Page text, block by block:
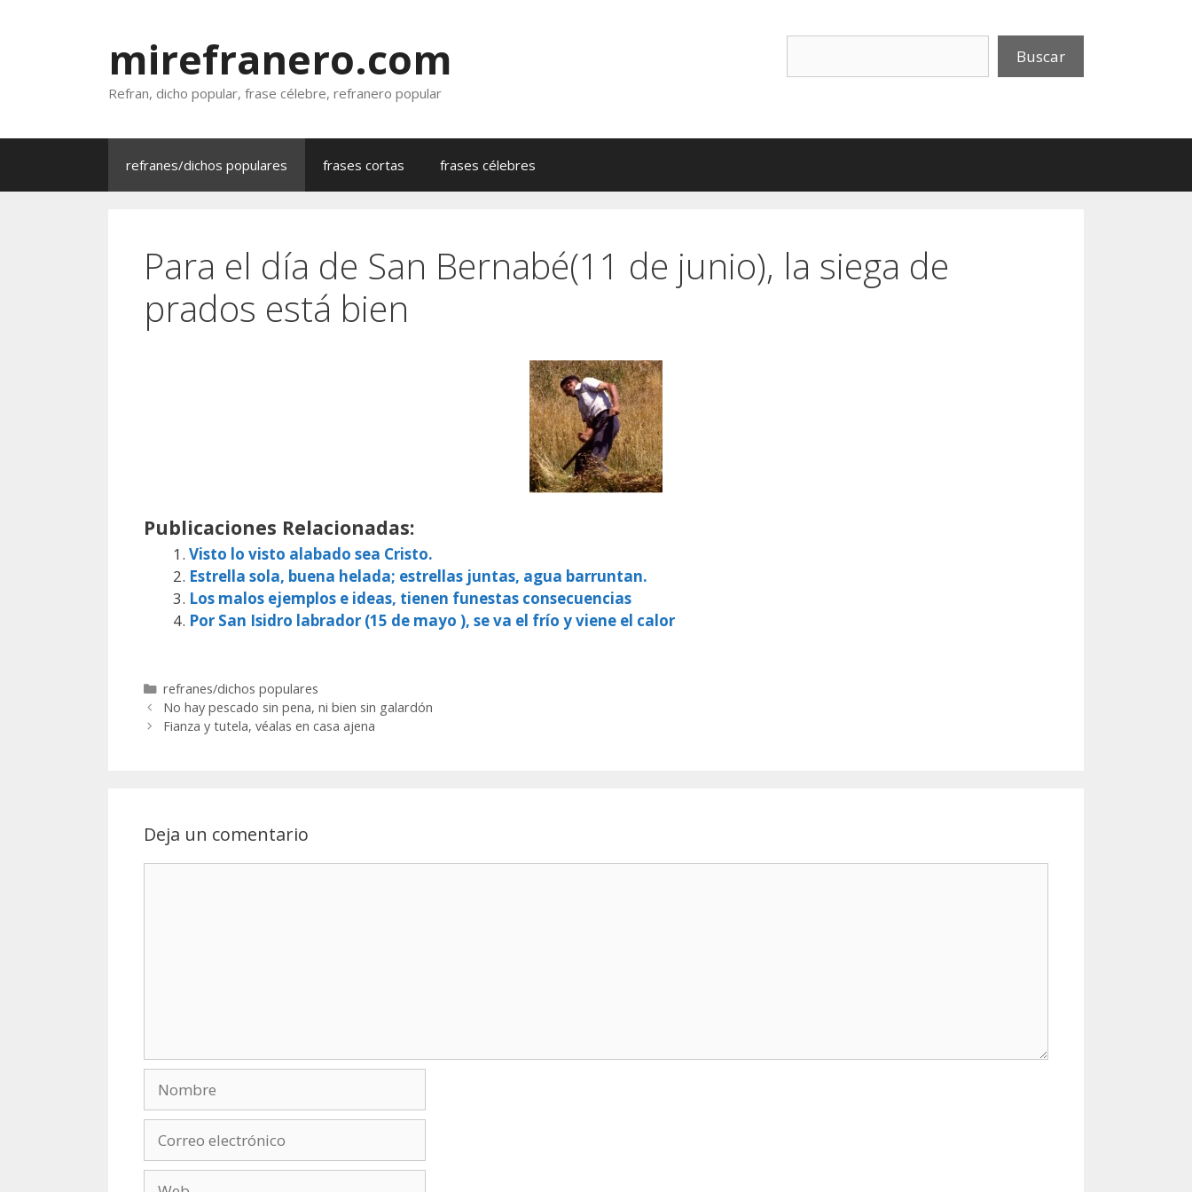
Buscar
mirefranero.com
Refran, dicho popular, frase célebre, refranero popular
refranes/dichos populares frases cortas frases célebres
Para el día de San Bernabé(11 de junio), la siega de
prados está bien
Publicaciones Relacionadas:
Visto lo visto alabado sea Cristo.
Estrella sola, buena helada; estrellas juntas, agua barruntan.
Los malos ejemplos e ideas, tienen funestas consecuencias
Por San Isidro labrador (15 de mayo ), se va el frío y viene el calor
Categorías
refranes/dichos populares
No hay pescado sin pena, ni bien sin galardón
Fianza y tutela, véalas en casa ajena
Deja un comentario
electrónico